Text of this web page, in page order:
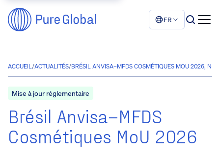
FR
ACCUEIL/ACTUALITÉS/BRÉSIL ANVISA–MFDS COSMÉTIQUES MOU 2026,
Mise à jour réglementaire
Brésil Anvisa–MFDS
Cosmétiques MoU 2026